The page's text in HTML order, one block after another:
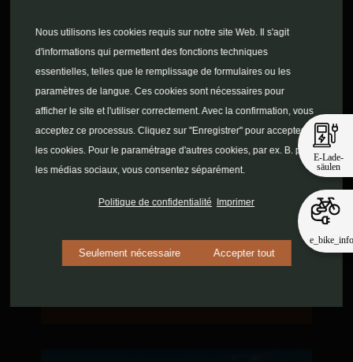
Nous utilisons les cookies requis sur notre site Web. Il s'agit
d'informations qui permettent des fonctions techniques
essentielles, telles que le remplissage de formulaires ou les
paramètres de langue. Ces cookies sont nécessaires pour
afficher le site et l'utiliser correctement. Avec la confirmation, vous
acceptez ce processus. Cliquez sur "Enregistrer" pour accepter
les cookies. Pour le paramétrage d'autres cookies, par ex. B. pour
les médias sociaux, vous consentez séparément.
Politique de confidentialité Imprimer
Seulement nécessaire Accepter tout
E-Lade-
säulen
e_bike_info